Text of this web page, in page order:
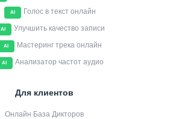
AI Голос в текст онлайн
AI Улучшить качество записи
AI Мастеринг трека онлайн
AI Анализатор частот аудио
Для клиентов
Онлайн База Дикторов